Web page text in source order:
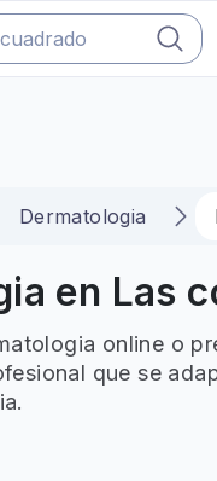
Dermatologia
en Las
online o
que se